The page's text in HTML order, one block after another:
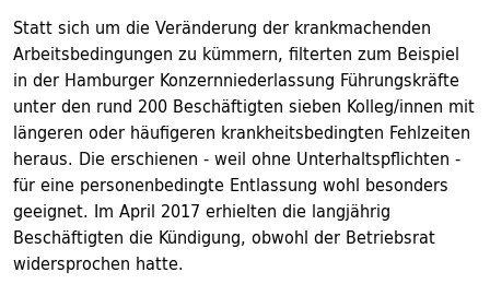
Statt sich um die Veränderung der krankmachenden
Arbeitsbedingungen zu kümmern, filterten zum Beispiel
in der Hamburger Konzernniederlassung Führungskräfte
unter den rund 200 Beschäftigten sieben Kolleg/innen mit
längeren oder häufigeren krankheitsbedingten Fehlzeiten
heraus. Die erschienen - weil ohne Unterhaltspflichten -
für eine personenbedingte Entlassung wohl besonders
geeignet. Im April 2017 erhielten die langjährig
Beschäftigten die Kündigung, obwohl der Betriebsrat
widersprochen hatte.